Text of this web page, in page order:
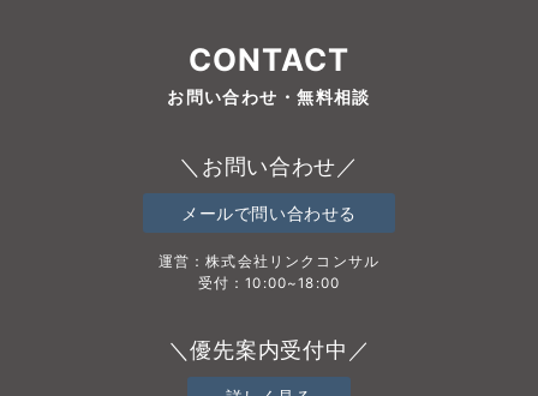
CONTACT
お問い合わせ・無料相談
＼お問い合わせ／
メールで問い合わせる
運営：株式会社リンクコンサル
受付：10:00~18:00
＼優先案内受付中／